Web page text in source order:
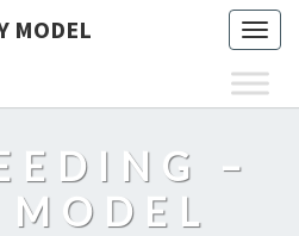
MODEL
–
MODEL